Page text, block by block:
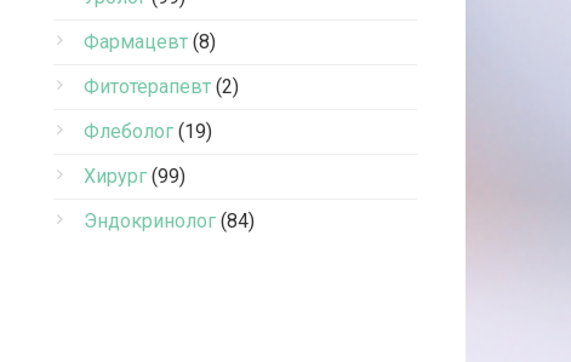
Фармацевт (8)
Фитотерапевт (2)
Флеболог (19)
Хирург (99)
Эндокринолог (84)